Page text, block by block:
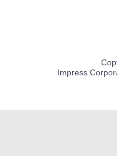
Impress